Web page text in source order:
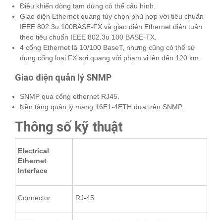
Điều khiển dòng tạm dừng có thể cấu hình.
Giao diện Ethernet quang tùy chọn phù hợp với tiêu chuẩn
IEEE 802.3u 100BASE-FX và giao diện Ethernet điện tuân
theo tiêu chuẩn IEEE 802.3u 100 BASE-TX.
4 cổng Ethernet là 10/100 BaseT, nhưng cũng có thể sử
dụng cổng loại FX sợi quang với phạm vi lên đến 120 km.
Giao diện quản lý SNMP
SNMP qua cổng ethernet RJ45.
Nền tảng quản lý mạng 16E1-4ETH dựa trên SNMP.
Thông số kỹ thuật
Electrical
Ethernet
Interface
Connector RJ-45